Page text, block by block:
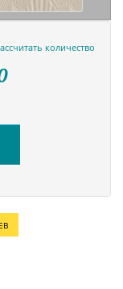
количество